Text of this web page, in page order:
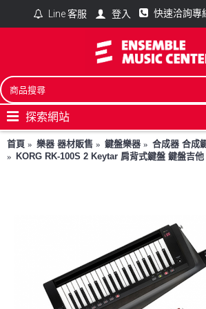
Line 客服 登入 快速洽詢專
探索網站
首頁 樂器 器材販售 鍵盤樂器 合成器 合成
KORG RK-100S 2 Keytar 肩背式鍵盤 鍵盤吉他